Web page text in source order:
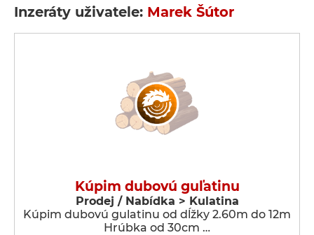
Inzeráty uživatele: Marek Šútor
Kúpim dubovú guľatinu
Prodej / Nabídka > Kulatina
Kúpim dubovú gulatinu od dĺžky 2.60m do 12m
Hrúbka od 30cm …